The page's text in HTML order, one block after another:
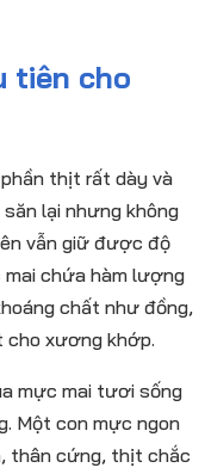
tiên cho
thịt rất dày và
lại nhưng không
vẫn giữ được độ
chứa hàm lượng
chất như đồng,
cho xương khớp.
mực mai tươi sống
Một con mực ngon
thân cứng, thịt chắc